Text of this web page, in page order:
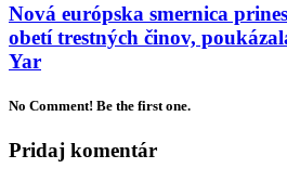
Nová európska smernica
obetí trestných činov,
Yar
No Comment! Be the first one.
Pridaj komentár